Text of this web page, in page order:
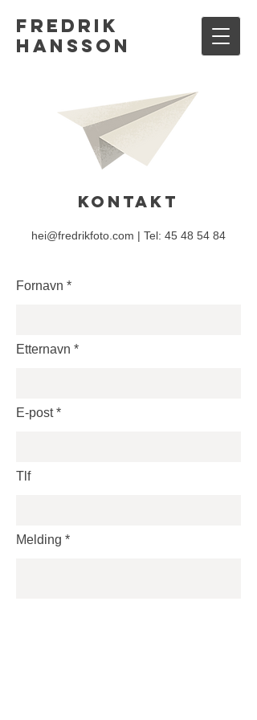
Fredrik
Hansson
Kontakt
hei@fredrikfoto.com | Tel: 45 48 54 84
Fornavn
Etternavn
E-post
Tlf
Melding